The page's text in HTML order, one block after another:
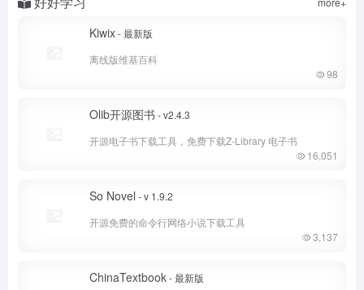
Kiwix- 最新版
离线版维基百科
98
Olib开源图书 - v2.4.3
开源电子书下载工具，免费下载Z-Library 电子书
16,051
So Novel - v 1.9.2
开源免费的命令行网络小说下载工具
3,137
ChinaTextbook- 最新版